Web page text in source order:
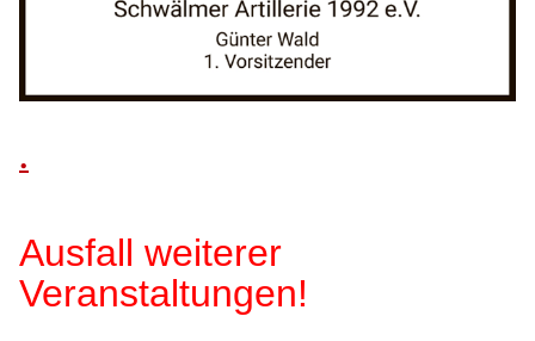
.
Ausfall weiterer
Veranstaltungen!